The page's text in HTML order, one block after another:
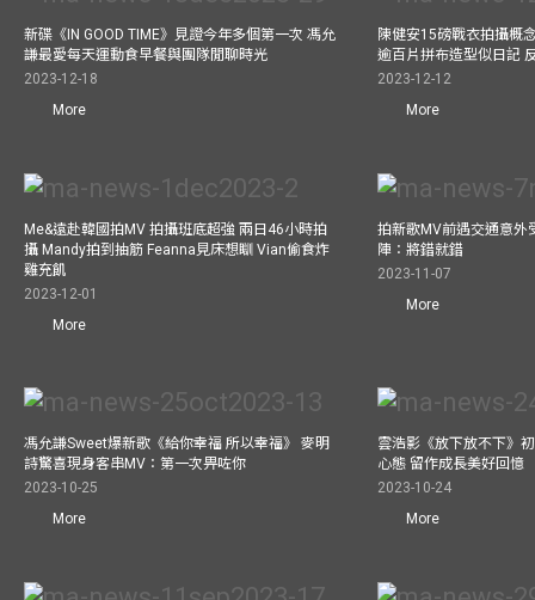
新碟《IN GOOD TIME》見證今年多個第一次 馮允
謙最愛每天運動食早餐與團隊閒聊時光
2023-12-18
More
陳健安15磅戰衣拍攝概
逾百片拼布造型似日記
2023-12-12
More
Me&遠赴韓國拍MV 拍攝班底超強 兩日46小時拍
攝 Mandy拍到抽筋 Feanna見床想瞓 Vian偷食炸
雞充飢
2023-12-01
More
拍新歌MV前遇交通意外
陣：將錯就錯
2023-11-07
More
馮允謙Sweet爆新歌《給你幸福 所以幸福》 麥明
詩驚喜現身客串MV：第一次畀咗你
2023-10-25
More
雲浩影《放下放不下》
心態 留作成長美好回憶
2023-10-24
More